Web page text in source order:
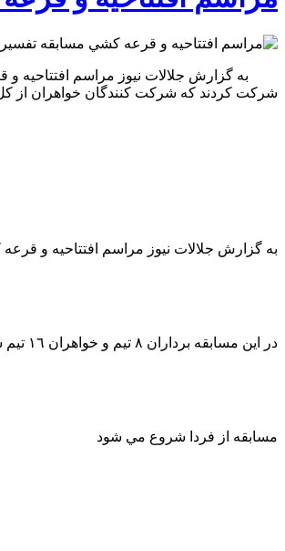
شركت كردند كه شركت كنندگان خواهران از
به گزارش جلالات نيوز مراسم افتتاحيه و
در اين مسابقه برداران ٨ تيم و خواهران ١٦ تيم شركت كردند كه شركت كنندگان خواهران از كل شهرستان و برداران از روستاي سهموشمالي مي باشند
مسابقه از فردا شروع مي شود